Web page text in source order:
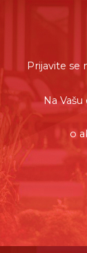
Prijavite se
Na
o